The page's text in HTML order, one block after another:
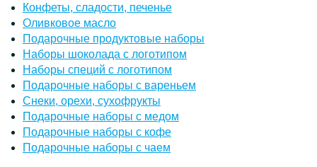
Конфеты, сладости, печенье
Оливковое масло
Подарочные продуктовые наборы
Наборы шоколада с логотипом
Наборы специй с логотипом
Подарочные наборы с вареньем
Снеки, орехи, сухофрукты
Подарочные наборы с медом
Подарочные наборы с кофе
Подарочные наборы с чаем